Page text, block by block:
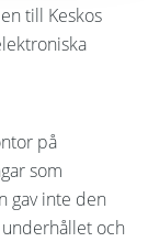
till Keskos
på
som
gav inte den
och